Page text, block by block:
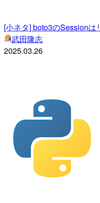
[小ネタ] boto3のSession
武田隆志
2025.03.26